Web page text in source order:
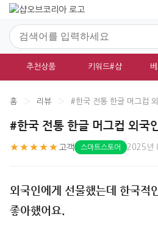
추천상품 키워드#샵
홈 › 리뷰 › #한국 전통 한글 머그컵
#한국 전통 한글 머그컵 외국
★★★★★ 고객 스마트스토어 2025년
외국인에게 선물했는데 한국적
좋아했어요.